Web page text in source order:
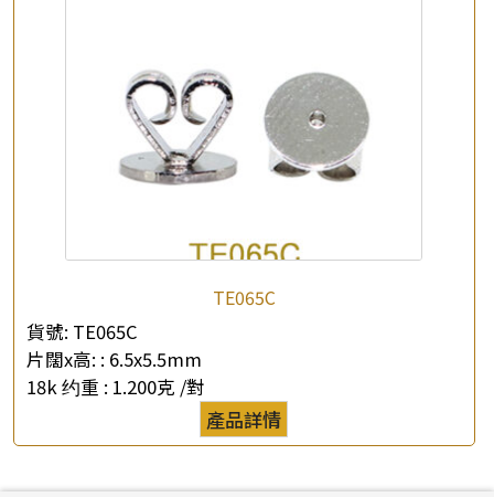
TE065C
貨號: TE065C
片闊x高: : 6.5x5.5mm
18k 约重 : 1.200克 /對
產品詳情